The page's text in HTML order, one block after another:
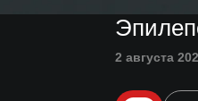
2 августа